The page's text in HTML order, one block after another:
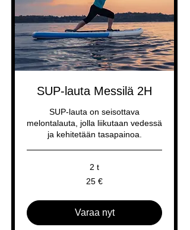
SUP-lauta Messilä 2H
SUP-lauta on seisottava
melontalauta, jolla liikutaan vedessä
ja kehitetään tasapainoa.
2 t
25 €
Varaa nyt